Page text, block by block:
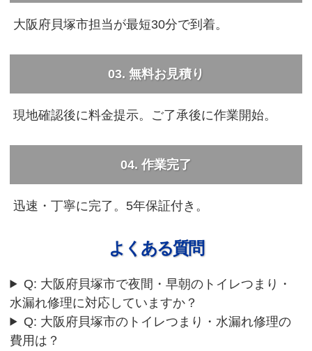
大阪府貝塚市担当が最短30分で到着。
03. 無料お見積り
現地確認後に料金提示。ご了承後に作業開始。
04. 作業完了
迅速・丁寧に完了。5年保証付き。
よくある質問
Q: 大阪府貝塚市で夜間・早朝のトイレつまり・
水漏れ修理に対応していますか？
Q: 大阪府貝塚市のトイレつまり・水漏れ修理の
費用は？